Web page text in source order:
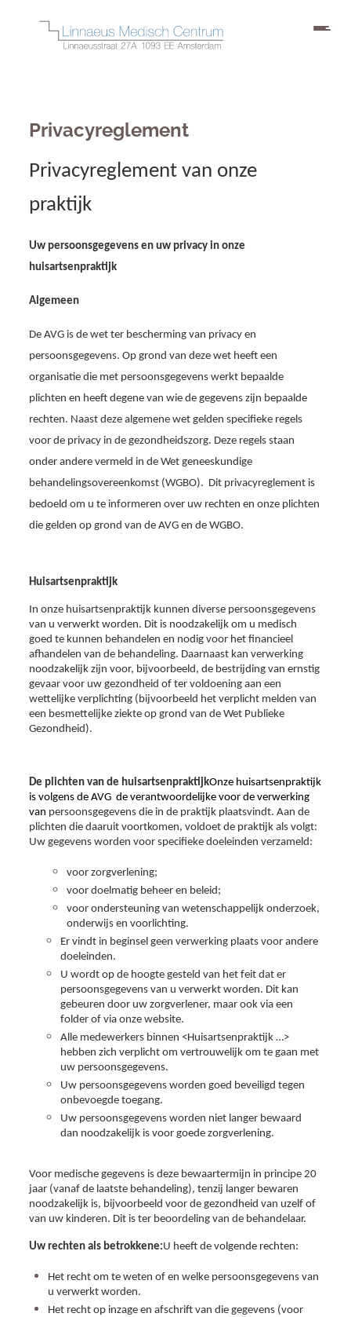
Privacyreglement
Privacyreglement van onze
praktijk
Uw persoonsgegevens en uw privacy in onze
huisartsenpraktijk
Algemeen
De AVG is de wet ter bescherming van privacy en
persoonsgegevens. Op grond van deze wet heeft een
organisatie die met persoonsgegevens werkt bepaalde
plichten en heeft degene van wie de gegevens zijn bepaalde
rechten. Naast deze algemene wet gelden specifieke regels
voor de privacy in de gezondheidszorg. Deze regels staan
onder andere vermeld in de Wet geneeskundige
behandelingsovereenkomst (WGBO). Dit privacyreglement is
bedoeld om u te informeren over uw rechten en onze plichten
die gelden op grond van de AVG en de WGBO.
Huisartsenpraktijk
In onze huisartsenpraktijk kunnen diverse persoonsgegevens
van u verwerkt worden. Dit is noodzakelijk om u medisch
goed te kunnen behandelen en nodig voor het financieel
afhandelen van de behandeling. Daarnaast kan verwerking
noodzakelijk zijn voor, bijvoorbeeld, de bestrijding van ernstig
gevaar voor uw gezondheid of ter voldoening aan een
wettelijke verplichting (bijvoorbeeld het verplicht melden van
een besmettelijke ziekte op grond van de Wet Publieke
Gezondheid).
De plichten van de huisartsenpraktijkOnze huisartsenpraktijk
is volgens de AVG de verantwoordelijke voor de verwerking
van persoonsgegevens die in de praktijk plaatsvindt. Aan de
plichten die daaruit voortkomen, voldoet de praktijk als volgt:
Uw gegevens worden voor specifieke doeleinden verzameld:
voor zorgverlening;
voor doelmatig beheer en beleid;
voor ondersteuning van wetenschappelijk onderzoek,
onderwijs en voorlichting.
Er vindt in beginsel geen verwerking plaats voor andere
doeleinden.
U wordt op de hoogte gesteld van het feit dat er
persoonsgegevens van u verwerkt worden. Dit kan
gebeuren door uw zorgverlener, maar ook via een
folder of via onze website.
Alle medewerkers binnen <Huisartsenpraktijk …>
hebben zich verplicht om vertrouwelijk om te gaan met
uw persoonsgegevens.
Uw persoonsgegevens worden goed beveiligd tegen
onbevoegde toegang.
Uw persoonsgegevens worden niet langer bewaard
dan noodzakelijk is voor goede zorgverlening.
Voor medische gegevens is deze bewaartermijn in principe 20
jaar (vanaf de laatste behandeling), tenzij langer bewaren
noodzakelijk is, bijvoorbeeld voor de gezondheid van uzelf of
van uw kinderen. Dit is ter beoordeling van de behandelaar.
Uw rechten als betrokkene:U heeft de volgende rechten:
Het recht om te weten of en welke persoonsgegevens van
u verwerkt worden.
Het recht op inzage en afschrift van die gegevens (voor